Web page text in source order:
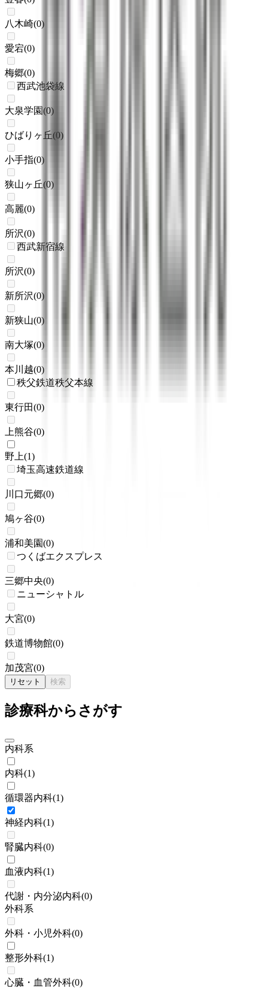
八木崎(0)
愛宕(0)
梅郷(0)
西武池袋線
大泉学園(0)
ひばりヶ丘(0)
小手指(0)
狭山ヶ丘(0)
高麗(0)
所沢(0)
西武新宿線
所沢(0)
新所沢(0)
新狭山(0)
南大塚(0)
本川越(0)
秩父鉄道秩父本線
東行田(0)
上熊谷(0)
野上(1)
埼玉高速鉄道線
川口元郷(0)
鳩ヶ谷(0)
浦和美園(0)
つくばエクスプレス
三郷中央(0)
ニューシャトル
大宮(0)
鉄道博物館(0)
加茂宮(0)
リセット 検索
診療科からさがす
内科系
内科(1)
循環器内科(1)
神経内科(1)
腎臓内科(0)
血液内科(1)
代謝・内分泌内科(0)
外科系
外科・小児外科(0)
整形外科(1)
心臓・血管外科(0)